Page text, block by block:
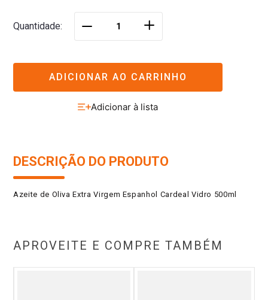
Quantidade ＋
ADICIONAR AO CARRINHO
DESCRIÇÃO DO PRODUTO
Azeite de Oliva Extra Virgem Espanhol Cardeal Vidro 500ml
APROVEITE E COMPRE TAMBÉM